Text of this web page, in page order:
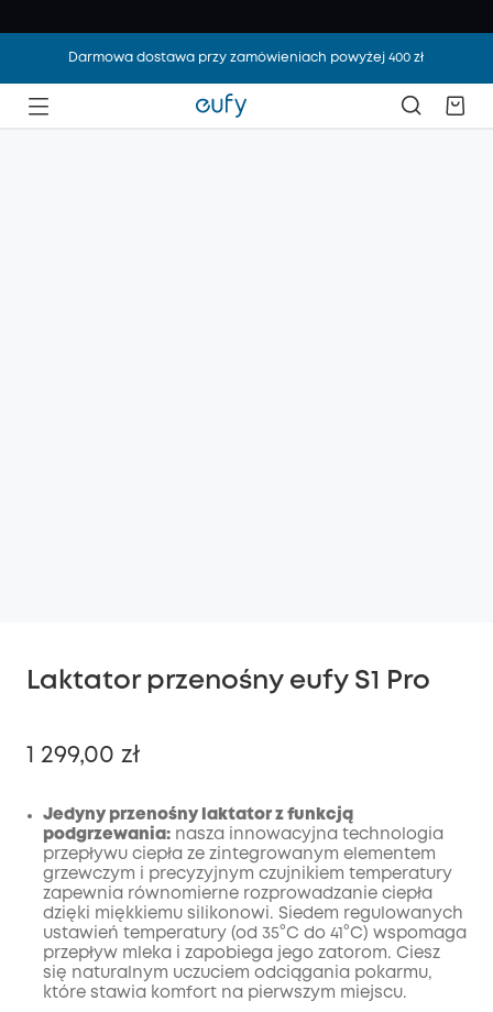
Darmowa dostawa przy zamówieniach powyżej 400 zł
Laktator przenośny eufy S1 Pro
1 299,00 zł
Wyłączony
Kod:
KOPIA
Jedyny przenośny laktator z funkcją
podgrzewania: nasza innowacyjna technologia
przepływu ciepła ze zintegrowanym elementem
grzewczym i precyzyjnym czujnikiem temperatury
zapewnia równomierne rozprowadzanie ciepła
dzięki miękkiemu silikonowi. Siedem regulowanych
ustawień temperatury (od 35°C do 41°C) wspomaga
przepływ mleka i zapobiega jego zatorom. Ciesz
się naturalnym uczuciem odciągania pokarmu,
które stawia komfort na pierwszym miejscu.